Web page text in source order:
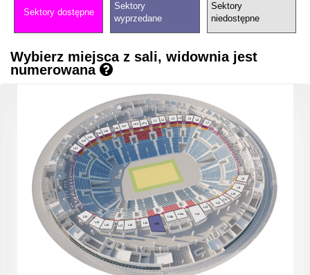
Sektory dostępne
Sektory
wyprzedane
Sektory
niedostępne
Wybierz miejsca z sali, widownia jest
numerowana